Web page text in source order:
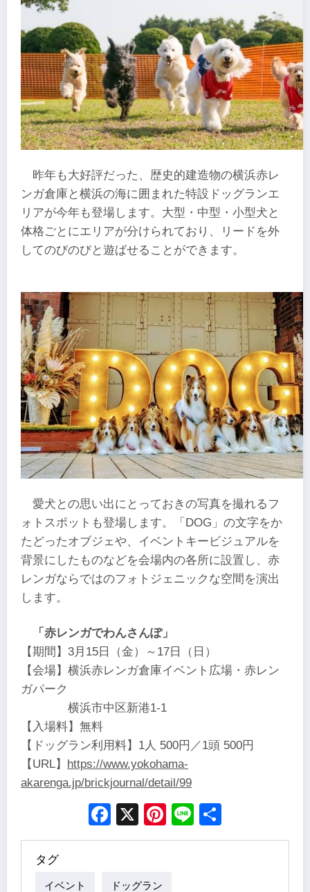
昨年も大好評だった、歴史的建造物の横浜赤レ
ンガ倉庫と横浜の海に囲まれた特設ドッグランエ
リアが今年も登場します。大型・中型・小型犬と
体格ごとにエリアが分けられており、リードを外
してのびのびと遊ばせることができます。
愛犬との思い出にとっておきの写真を撮れるフ
ォトスポットも登場します。「DOG」の文字をか
たどったオブジェや、イベントキービジュアルを
背景にしたものなどを会場内の各所に設置し、赤
レンガならではのフォトジェニックな空間を演出
します。
「赤レンガでわんさんぽ」
【期間】3月15日（金）～17日（日）
【会場】横浜赤レンガ倉庫イベント広場・赤レン
ガパーク
横浜市中区新港1-1
【入場料】無料
【ドッグラン利用料】1人 500円／1頭 500円
【URL】 https://www.yokohama-
akarenga.jp/brickjournal/detail/99
Facebook
X Pinterest
Line
タグ
イベント ドッグラン